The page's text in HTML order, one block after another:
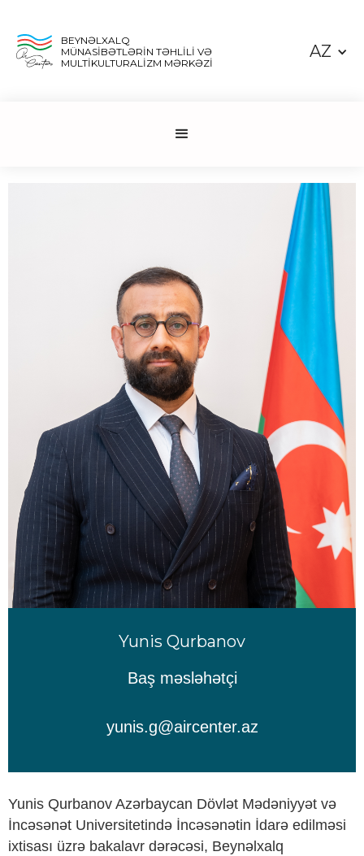
BEYNƏLXALQ
MÜNASİBƏTLƏRİN TƏHLİLİ VƏ
MULTİKULTURALİZM MƏRKƏZİ
AZ
Yunis Qurbanov
Baş məsləhətçi
yunis.g@aircenter.az
Yunis Qurbanov Azərbaycan Dövlət Mədəniyyət və
İncəsənət Universitetində İncəsənətin İdarə edilməsi
ixtisası üzrə bakalavr dərəcəsi, Beynəlxalq